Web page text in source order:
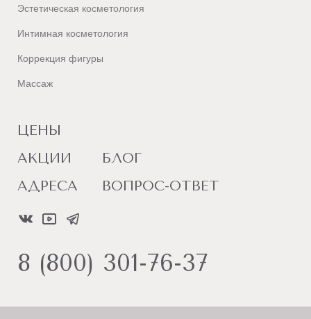
Эстетическая косметология
Интимная косметология
Коррекция фигуры
Массаж
ЦЕНЫ
АКЦИИ
АДРЕСА
БЛОГ
ВОПРОС-ОТВЕТ
8 (800) 301-76-37